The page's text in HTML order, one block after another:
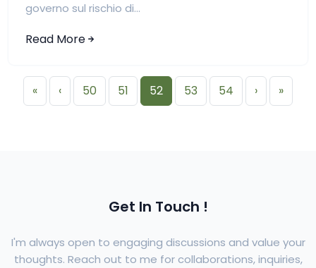
governo sul rischio di...
Read More
« ‹ 50 51 52 53 54 › »
Get In Touch !
I'm always open to engaging discussions and value your
thoughts. Reach out to me for collaborations, inquiries,